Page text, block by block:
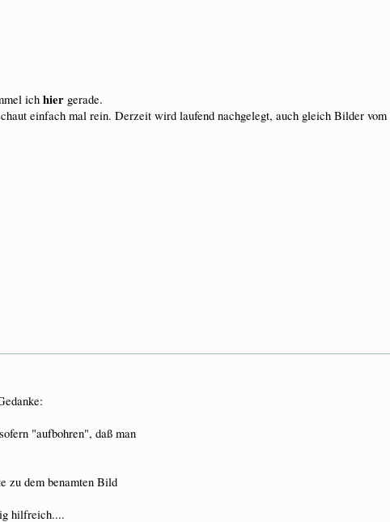
ichhier gerade.
einfach mal rein. Derzeit wird laufend nachgelegt, auch gleich Bilder
"aufbohren", daß man
zu dem benamten Bild
hilfreich....